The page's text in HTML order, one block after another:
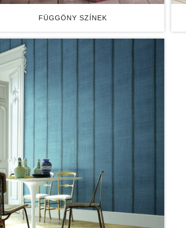
FÜGGÖNY SZÍNEK